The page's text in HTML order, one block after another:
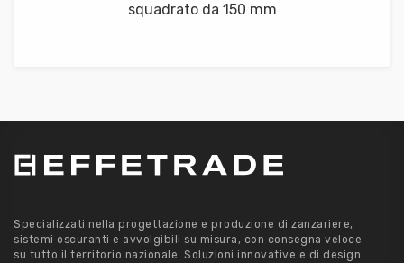
squadrato da 150 mm
Specializzati nella progettazione e produzione di zanzariere,
sistemi oscuranti e avvolgibili su misura, con consegna veloce
su tutto il territorio nazionale. Soluzioni innovative e di design